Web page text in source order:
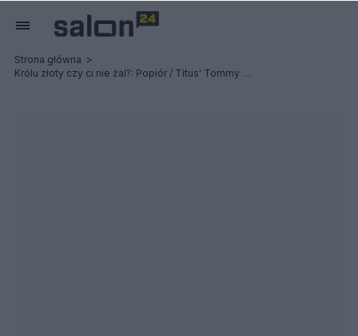
Strona główna
Królu złoty czy ci nie żal?: Popiór / Titus' Tommy Gun / Post Profession - Relacja